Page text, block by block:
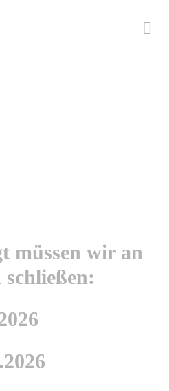
müssen wir an
schließen: